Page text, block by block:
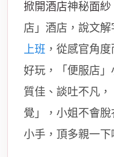
掀開酒店神秘面紗
店」酒店，說文
上班 ，從感官角
好玩，「便服店
質佳、談吐不凡
覺」，小姐不會
小手，頂多親一下